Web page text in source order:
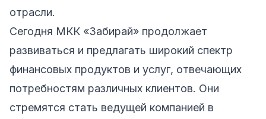
отрасли.
Сегодня МКК «Забирай» продолжает
развиваться и предлагать широкий спектр
финансовых продуктов и услуг, отвечающих
потребностям различных клиентов. Они
стремятся стать ведущей компанией в